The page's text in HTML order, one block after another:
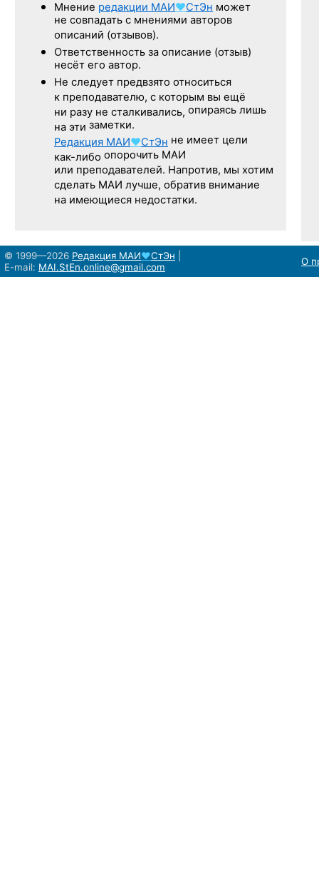
Мнение редакции МАИ♥СтЭн может
не совпадать с мнениями авторов
описаний (отзывов).
Ответственность за описание (отзыв)
несёт его автор.
Не следует предвзято относиться
к преподавателю, с которым вы ещё
ни разу не сталкивались, опираясь лишь
на эти заметки.
Редакция МАИ♥СтЭн не имеет цели
как-либо опорочить МАИ
или преподавателей. Напротив, мы хотим
сделать МАИ лучше, обратив внимание
на имеющиеся недостатки.
© 1999—2026 Редакция МАИ♥СтЭн
E-mail: MAI.StEn.online@gmail.com О